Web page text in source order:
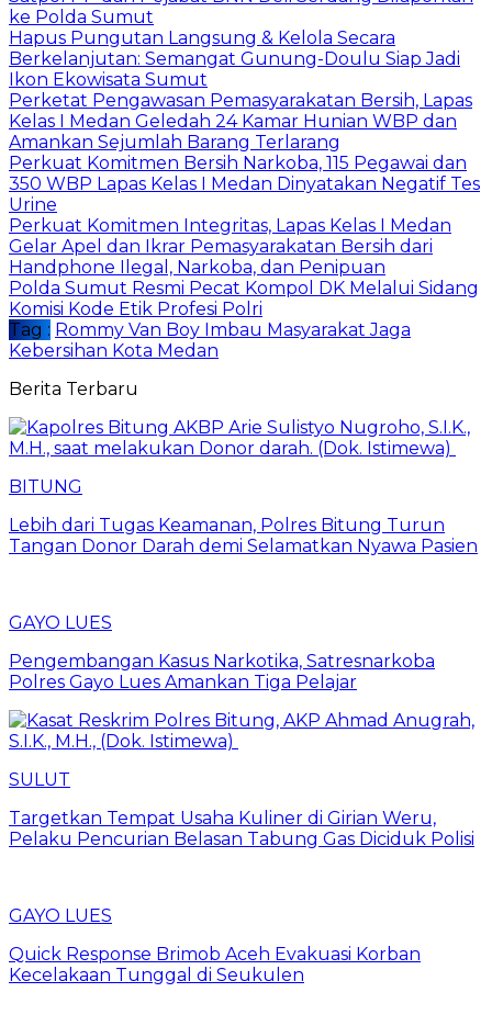
ke Polda Sumut
Hapus Pungutan Langsung & Kelola Secara
Berkelanjutan: Semangat Gunung-Doulu Siap Jadi
Ikon Ekowisata Sumut
Perketat Pengawasan Pemasyarakatan Bersih, Lapas
Kelas I Medan Geledah 24 Kamar Hunian WBP dan
Amankan Sejumlah Barang Terlarang
Perkuat Komitmen Bersih Narkoba, 115 Pegawai dan
350 WBP Lapas Kelas I Medan Dinyatakan Negatif Tes
Urine
Perkuat Komitmen Integritas, Lapas Kelas I Medan
Gelar Apel dan Ikrar Pemasyarakatan Bersih dari
Handphone Ilegal, Narkoba, dan Penipuan
Polda Sumut Resmi Pecat Kompol DK Melalui Sidang
Komisi Kode Etik Profesi Polri
Tag : Rommy Van Boy Imbau Masyarakat Jaga
Kebersihan Kota Medan
Berita Terbaru
BITUNG
Lebih dari Tugas Keamanan, Polres Bitung Turun
Tangan Donor Darah demi Selamatkan Nyawa Pasien
GAYO LUES
Pengembangan Kasus Narkotika, Satresnarkoba
Polres Gayo Lues Amankan Tiga Pelajar
SULUT
Targetkan Tempat Usaha Kuliner di Girian Weru,
Pelaku Pencurian Belasan Tabung Gas Diciduk Polisi
GAYO LUES
Quick Response Brimob Aceh Evakuasi Korban
Kecelakaan Tunggal di Seukulen